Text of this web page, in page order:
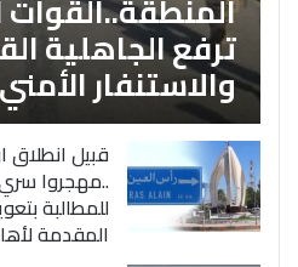
ترفع الجاهلية
والاستنفار الأمني
قبيل
..مهجروا
للمطالبة
المقدمة